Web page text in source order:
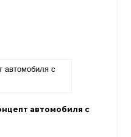
автомобиля с